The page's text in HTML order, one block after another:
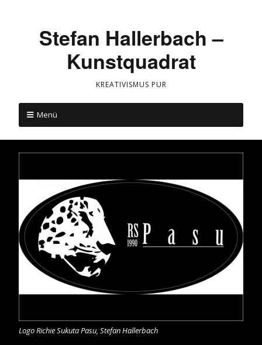
Stefan Hallerbach –
Kunstquadrat
KREATIVISMUS PUR
Menü
Logo Richie Sukuta Pasu, Stefan Hallerbach